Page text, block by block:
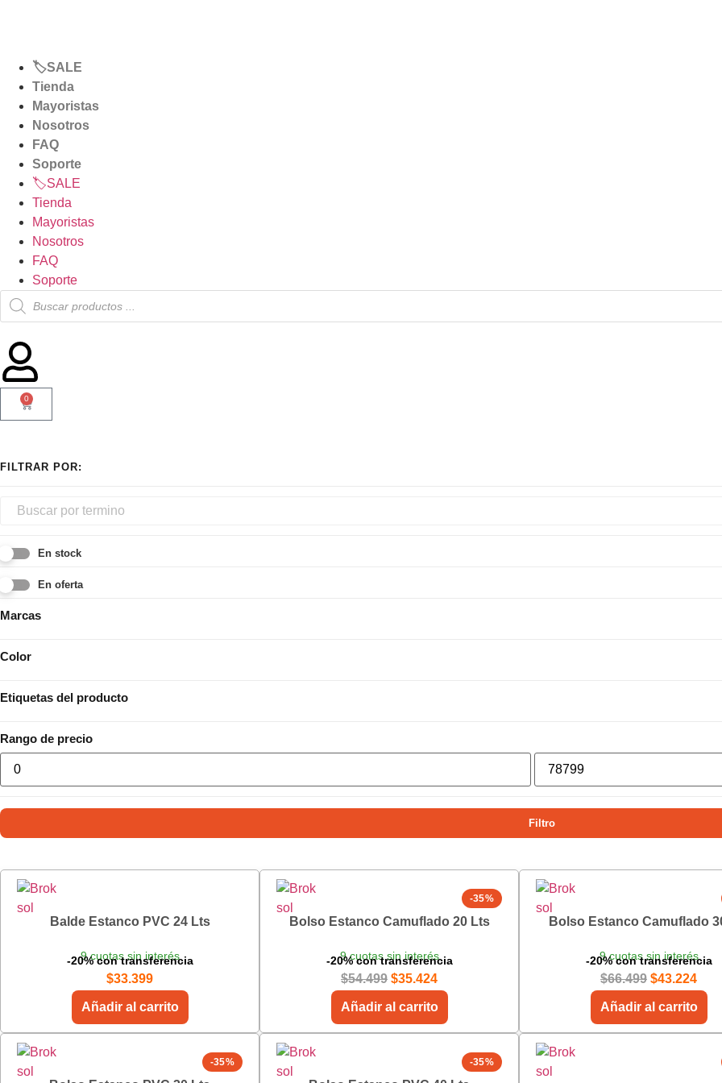
hasta 9 cuotas sin interés en toda la tienda
🏷️SALE
Tienda
Mayoristas
Nosotros
FAQ
Soporte
🏷️SALE
Tienda
Mayoristas
Nosotros
FAQ
Soporte
0
En stock
En oferta
Marcas
Color
Etiquetas del producto
Rango de precio
Filtro
Balde Estanco PVC 24 Lts
9 cuotas sin interés
-20% con transferencia
$33.399
Añadir al carrito
-35%
Bolso Estanco Camuflado 20 Lts
9 cuotas sin interés
-20% con transferencia
$54.499 $35.424
Añadir al carrito
Bolso Estanco Camuflado
9 cuotas sin interés
-20% con transferencia
$66.499 $43.224
Añadir al carrito
-35% -35%